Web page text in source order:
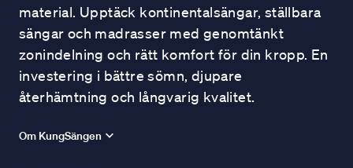
material. Upptäck kontinentalsängar, ställbara
sängar och madrasser med genomtänkt
zonindelning och rätt komfort för din kropp. En
investering i bättre sömn, djupare
återhämtning och långvarig kvalitet.
Om KungSängen